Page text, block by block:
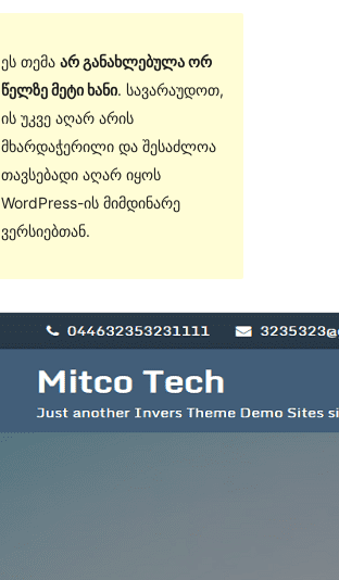
ეს თემა არ განახლებულა ორ
წელზე მეტი ხანი. სავარაუდოთ,
ის უკვე აღარ არის
მხარდაჭერილი და შესაძლოა
თავსებადი აღარ იყოს
WordPress-ის მიმდინარე
ვერსიებთან.